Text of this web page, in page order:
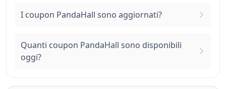
I coupon PandaHall sono aggiornati?
Quanti coupon PandaHall sono disponibili
oggi?